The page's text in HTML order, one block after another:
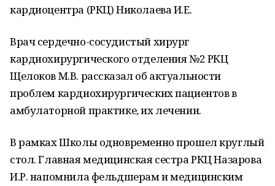
кардиоцентра (РКЦ) Николаева И.Е.
Врач сердечно-сосудистый хирург
кардиохирургического отделения №2 РКЦ
Щелоков М.В. рассказал об актуальности
проблем кардиохирургических пациентов в
амбулаторной практике, их лечении.
В рамках Школы одновременно прошел круглый
стол. Главная медицинская сестра РКЦ Назарова
И.Р. напомнила фельдшерам и медицинским